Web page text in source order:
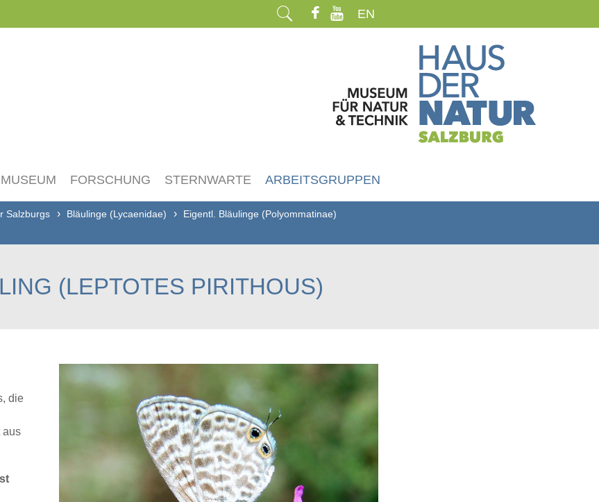
EN
MUSEUM FORSCHUNG STERNWARTE ARBEITSGRUPPEN
Salzburgs Bläulinge (Lycaenidae)
Eigentl. Bläulinge (Polyommatinae)
(LEPTOTES PIRITHOUS)
die
aus